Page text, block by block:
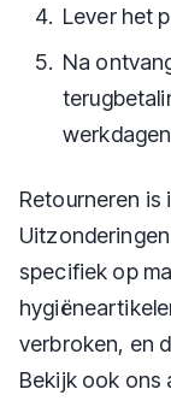
Lever het
Na
Retourneren is
specifiek op
verbroken, en
Bekijk ook ons